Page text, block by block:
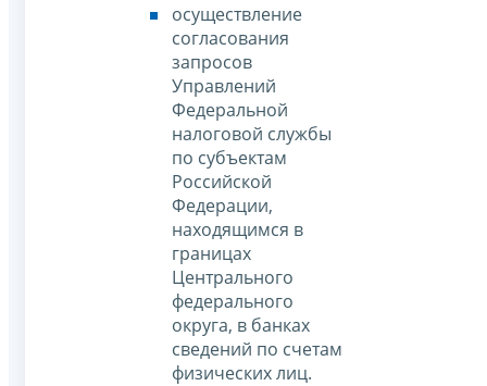
осуществление
согласования
запросов
Управлений
Федеральной
налоговой службы
по субъектам
Российской
Федерации,
находящимся в
границах
Центрального
федерального
округа, в банках
сведений по счетам
физических лиц.